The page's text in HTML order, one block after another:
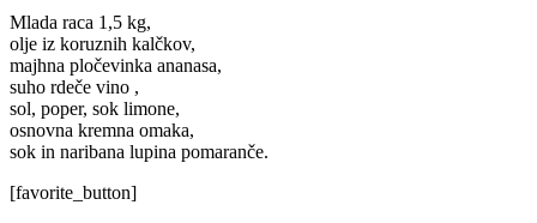
Mlada raca 1,5 kg,
olje iz koruznih kalčkov,
majhna pločevinka ananasa,
suho rdeče vino ,
sol, poper, sok limone,
osnovna kremna omaka,
sok in naribana lupina pomaranče.
[favorite_button]